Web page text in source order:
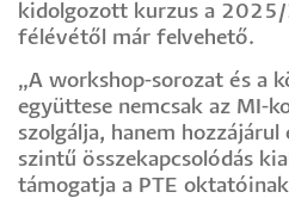
kidolgozott kurzus a
félévétől már felvehető.
„A workshop-sorozat és a
együttese nemcsak az MI-
szolgálja, hanem
szintű összekapcsolódás
támogatja a PTE